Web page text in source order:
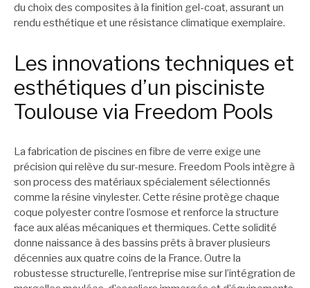
du choix des composites à la finition gel-coat, assurant un
rendu esthétique et une résistance climatique exemplaire.
Les innovations techniques et
esthétiques d’un pisciniste
Toulouse via Freedom Pools
La fabrication de piscines en fibre de verre exige une
précision qui relève du sur-mesure. Freedom Pools intègre à
son process des matériaux spécialement sélectionnés
comme la résine vinylester. Cette résine protège chaque
coque polyester contre l’osmose et renforce la structure
face aux aléas mécaniques et thermiques. Cette solidité
donne naissance à des bassins prêts à braver plusieurs
décennies aux quatre coins de la France. Outre la
robustesse structurelle, l’entreprise mise sur l’intégration de